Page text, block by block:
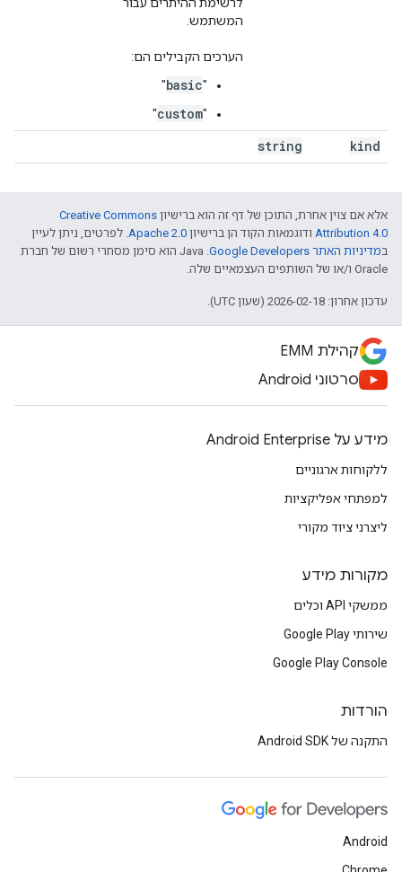
המשתמש.
הערכים הקבילים הם:
"
basic
"
"
custom
"
kind
string
אלא אם צוין אחרת, התוכן של דף זה הוא ברישיון Creative Commons
Attribution 4.0 ודוגמאות הקוד הן ברישיון Apache 2.0. לפרטים, ניתן לעיין
במדיניות האתר Google Developers‏
.‏ Java הוא סימן מסחרי רשום של חברת
Oracle ו/או של השותפים העצמאיים שלה.
עדכון אחרון: 2026-02-18 (שעון UTC).
קהילת EMM
סרטוני Android
מידע על Android Enterprise
ללקוחות ארגוניים
למפתחי אפליקציות
ליצרני ציוד מקורי
מקורות מידע
ממשקי API וכלים
שירותי Google Play
Google Play Console
הורדות
התקנה של Android SDK
Android